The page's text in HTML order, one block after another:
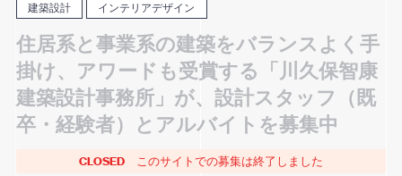
建築設計 インテリアデザイン
住居系と事業系の建築をバランスよく手
掛け、アワードも受賞する「川久保智康
建築設計事務所」が、設計スタッフ（既
卒・経験者）とアルバイトを募集中
CLOSED このサイトでの募集は終了しました